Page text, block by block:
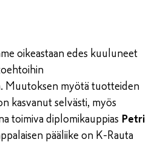
oikeastaan edes kuuluneet
Muutoksen myötä tuotteiden
kasvanut selvästi, myös
toimiva diplomikauppias Petri
pääliike on K-Rauta